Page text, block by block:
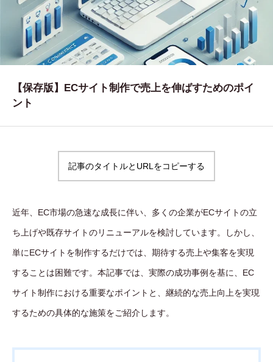
会社概要
WORKS
制作実績
CONTACT
お問い合わせ
【保存版】ECサイト制作で売上を伸ばすためのポイ
ント
記事のタイトルとURLをコピーする
近年、EC市場の急速な成長に伴い、多くの企業がECサイトの立
ち上げや既存サイトのリニューアルを検討しています。しかし、
単にECサイトを制作するだけでは、期待する売上や集客を実現
することは困難です。本記事では、実際の成功事例を基に、EC
サイト制作における重要なポイントと、継続的な売上向上を実現
するための具体的な施策をご紹介します。